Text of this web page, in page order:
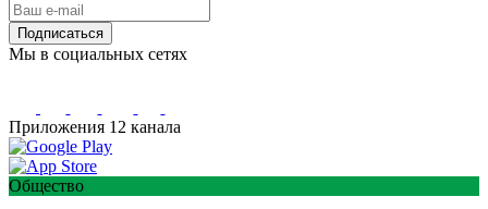
Подписаться
Мы в социальных сетях
Приложения 12 канала
Общество